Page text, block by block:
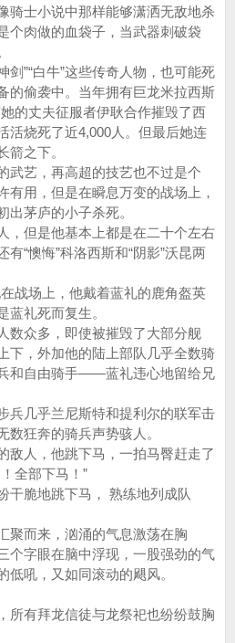
士小说中那样能够潇洒无敌地杀
个肉做的血袋子，当武器刺破袋
”“白牛”这些传奇人物，也可能死
的偷袭中。当年拥有巨龙米拉西斯
的丈夫征服者伊耿合作摧毁了西
活烧死了近4,000人。但最后她连
箭之下。
艺，再高超的技艺也不过是个
有用，但是在瞬息万变的战场上，
出茅庐的小子杀死。
但是他基本上都是在二十个左右
“懊悔”科洛西斯和“阴影”沃昆两
场上，他戴着蓝礼的鹿角盔英
蓝礼死而复生。
众多，即使被摧毁了大部分舰
下，外加他的陆上部队几乎全数骑
和自由骑手——蓝礼违心地留给兄
几乎兰尼斯特和提利尔的联军击
数狂奔的骑兵声势骇人。
人，他跳下马，一拍马臀赶走了
全部下马！”
脆地跳下马， 熟练地列成队
而来，汹涌的气息激荡在胸
三个字眼在脑中浮现，一股强劲的气
吼，又如同滚动的飓风。
有拜龙信徒与龙祭祀也纷纷鼓胸